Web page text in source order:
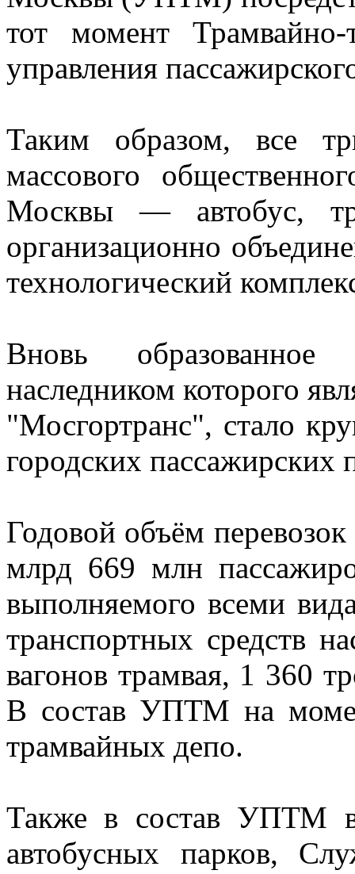
тот момент Трамвайно-
управления
Таким образом, все
массового
Москвы — автобус,
организационно
технологический
Вновь образованное
наследником которого
"Мосгортранс", стало
городских пассажирских
Годовой объём
млрд 669 млн
выполняемого всеми
транспортных средств
вагонов трамвая, 1 360
В состав УПТМ на
трамвайных депо.
Также в состав УПТМ
автобусных парков,